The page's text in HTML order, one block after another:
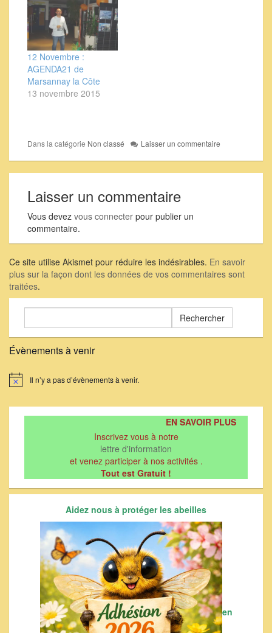
12 Novembre :
AGENDA21 de
Marsannay la Côte
13 novembre 2015
Dans la catégorie Non classé Laisser un commentaire
Laisser un commentaire
Vous devez vous connecter pour publier un
commentaire.
Ce site utilise Akismet pour réduire les indésirables. En savoir
plus sur la façon dont les données de vos commentaires sont
traitées.
Évènements à venir
Notice Il n’y a pas d’évènements à venir.
EN SAVOIR PLUS
Inscrivez vous à notre
lettre d'information
et venez participer à nos activités .
Tout est Gratuit !
Aidez nous à protéger les abeilles
en